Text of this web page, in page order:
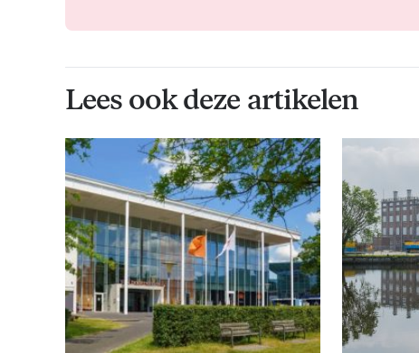
Lees ook deze artikelen